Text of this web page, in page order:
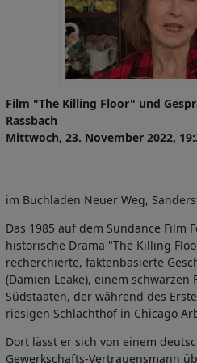
Film "The Killing Floor" und
Rassbach
Mittwoch, 23. November 2022,
im Buchladen Neuer Weg,
Das 1985 auf dem Sundance Film
historische Drama "The Killing
recherchierte, faktenbasierte
(Damien Leake), einem schwarzen
Südstaaten, der während des
riesigen Schlachthof in Chicago
Dort lässt er sich von einem
Gewerkschafts-Vertrauensmann